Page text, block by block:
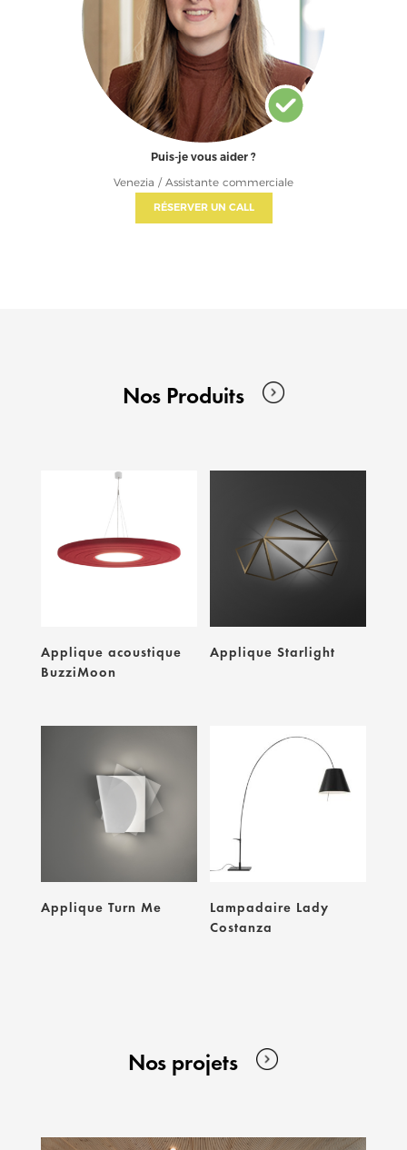
Puis-je vous aider ?
Venezia / Assistante commerciale
RÉSERVER UN CALL
Nos Produits
Applique acoustique
BuzziMoon
Applique Starlight
Applique Turn Me
Lampadaire Lady
Costanza
Nos projets